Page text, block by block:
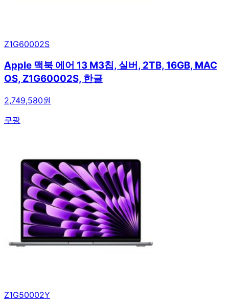
Z1G60002S
Apple 맥북 에어 13 M3칩, 실버, 2TB, 16GB, MAC
OS, Z1G60002S, 한글
2,749,580원
쿠팡
Z1G50002Y